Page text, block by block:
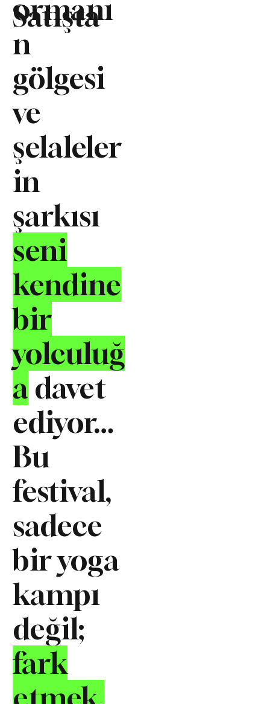
ormanı
n
gölgesi
ve
şelaleler
in
şarkısı
seni
kendine
bir
yolculuğ
adavet
ediyor…
Bu
festival,
sadece
bir yoga
kampı
değil;
fark
Satışta